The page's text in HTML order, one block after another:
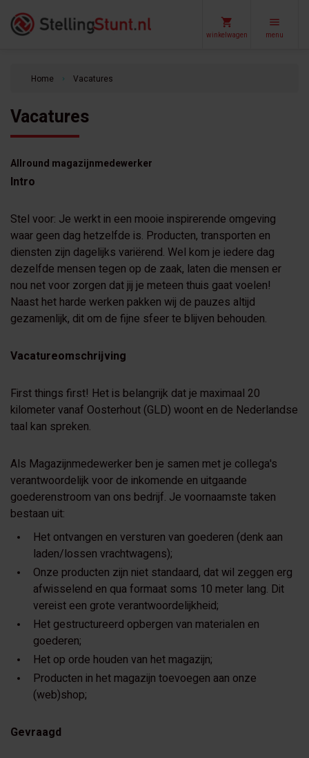
winkelwagen menu
Home keyboard_arrow_right Vacatures
Vacatures
Allround magazijnmedewerker
Intro
Stel voor: Je werkt in een mooie inspirerende omgeving
waar geen dag hetzelfde is. Producten, transporten en
diensten zijn dagelijks variërend. Wel kom je iedere dag
dezelfde mensen tegen op de zaak, laten die mensen er
nou net voor zorgen dat jij je meteen thuis gaat voelen!
Naast het harde werken pakken wij de pauzes altijd
gezamenlijk, dit om de fijne sfeer te blijven behouden.
Vacatureomschrijving
First things first! Het is belangrijk dat je maximaal 20
kilometer vanaf Oosterhout (GLD) woont en de Nederlandse
taal kan spreken.
Als Magazijnmedewerker ben je samen met je collega's
verantwoordelijk voor de inkomende en uitgaande
goederenstroom van ons bedrijf. Je voornaamste taken
bestaan uit:
Het ontvangen en versturen van goederen (denk aan
laden/lossen vrachtwagens);
Onze producten zijn niet standaard, dat wil zeggen erg
afwisselend en qua formaat soms 10 meter lang. Dit
vereist een grote verantwoordelijkheid;
Het gestructureerd opbergen van materialen en
goederen;
Het op orde houden van het magazijn;
Producten in het magazijn toevoegen aan onze
(web)shop;
Gevraagd